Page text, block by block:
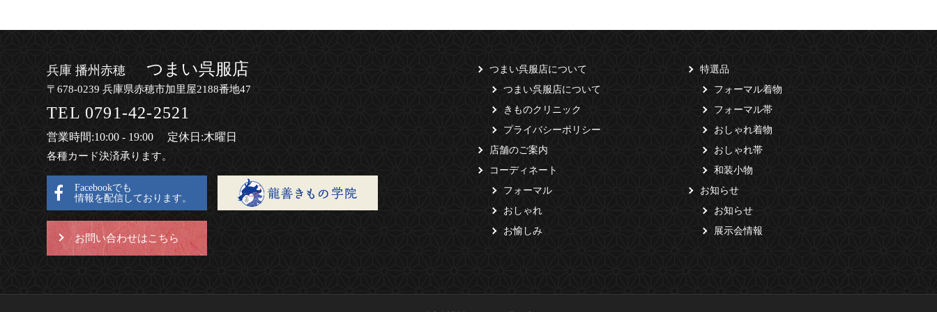
兵庫 播州赤穂 つまい呉服店
〒678-0239 兵庫県赤穂市加里屋2188番地47
TEL 0791-42-2521
営業時間:10:00 - 19:00 定休日 :木曜日
各種カード決済承ります。
Facebookでも
情報を配信しております。
お問い合わせはこちら
つまい呉服店について
つまい呉服店について
きものクリニック
プライバシーポリシー
店舗のご案内
コーディネート
フォーマル
おしゃれ
お愉しみ
特選品
フォーマル着物
フォーマル帯
おしゃれ着物
おしゃれ帯
和装小物
お知らせ
お知らせ
展示会情報